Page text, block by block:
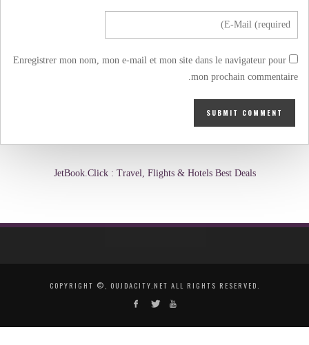
Enregistrer mon nom, mon e-mail et mon site dans le navigateur pour
mon prochain commentaire.
JetBook.Click : Travel, Flights & Hotels Best Deals
COPYRIGHT ©, OUJDACITY.NET ALL RIGHTS RESERVED.